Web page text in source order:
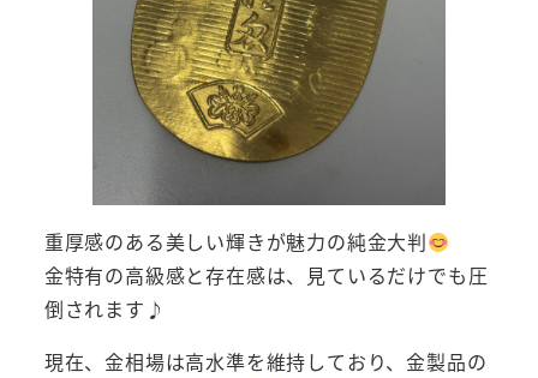
重厚感のある美しい輝きが魅力の純金大判
金特有の高級感と存在感は、見ているだけでも圧
倒されます♪
現在、金相場は高水準を維持しており、金製品の